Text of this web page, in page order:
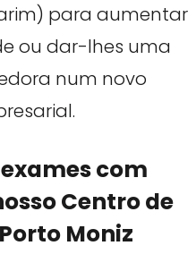
para aumentar
ou dar-lhes uma
num novo
exames com
Centro de
Moniz